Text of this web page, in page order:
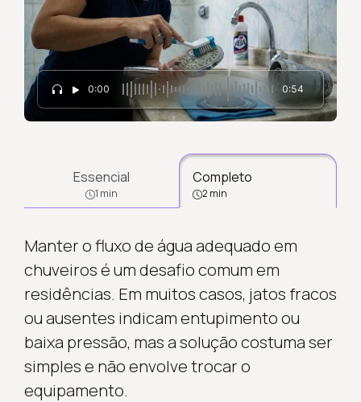
0:00 0:54
Essencial
1 min
Completo
2 min
Manter o fluxo de água adequado em
chuveiros é um desafio comum em
residências. Em muitos casos, jatos fracos
ou ausentes indicam entupimento ou
baixa pressão, mas a solução costuma ser
simples e não envolve trocar o
equipamento.